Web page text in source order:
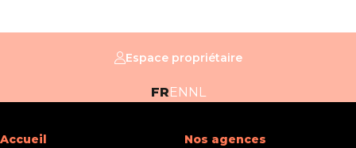
Espace propriétaire
FR EN NL
Accueil Nos agences